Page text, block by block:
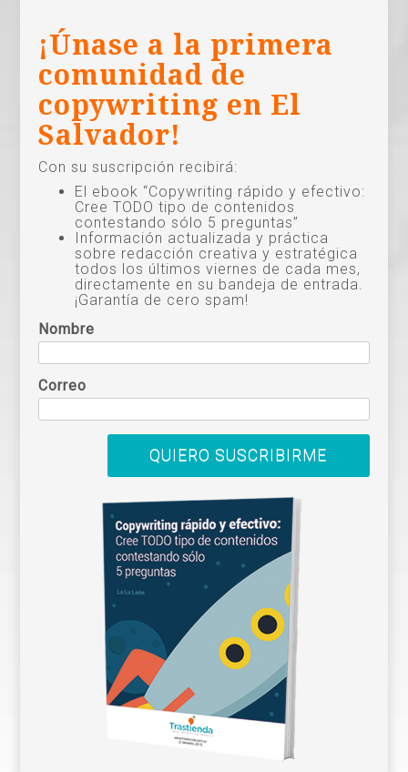
¡Únase a la primera
comunidad de
copywriting en El
Salvador!
Con su suscripción recibirá:
El ebook “Copywriting rápido y efectivo:
Cree TODO tipo de contenidos
contestando sólo 5 preguntas”
Información actualizada y práctica
sobre redacción creativa y estratégica
todos los últimos viernes de cada mes,
directamente en su bandeja de entrada.
¡Garantía de cero spam!
Nombre
Correo